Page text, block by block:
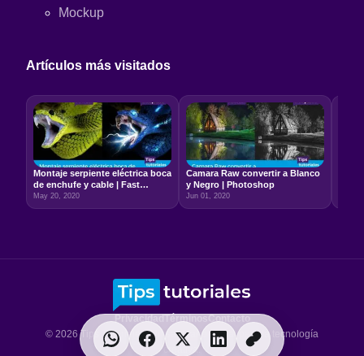
Mockup
Artículos más visitados
Montaje serpiente eléctrica boca
de enchufe y cable | Fast
Photoshop
May 20, 2020
Camara Raw convertir a Blanco
y Negro | Photoshop
Jun 01, 2020
PrivacidadTérminosContacto
© 2026 Tips Tutoriales. Un santuario digital para la tecnología
creativa.